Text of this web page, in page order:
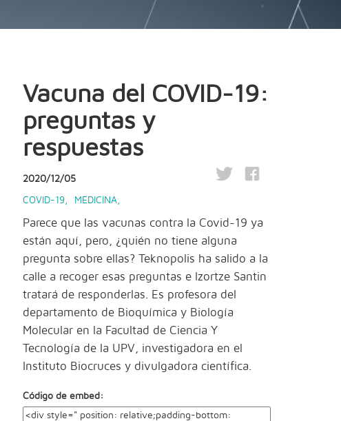
Vacuna del COVID-19:
preguntas y
respuestas
2020/12/05
COVID-19, MEDICINA,
Parece que las vacunas contra la Covid-19 ya
están aquí, pero, ¿quién no tiene alguna
pregunta sobre ellas? Teknopolis ha salido a la
calle a recoger esas preguntas e Izortze Santin
tratará de responderlas. Es profesora del
departamento de Bioquímica y Biología
Molecular en la Facultad de Ciencia Y
Tecnología de la UPV, investigadora en el
Instituto Biocruces y divulgadora científica.
Código de embed: